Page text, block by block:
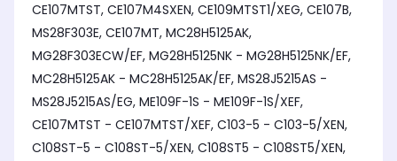
CE107MTST, CE107M4SXEN, CE109MTST1/XEG, CE107B,
MS28F303E, CE107MT, MC28H5125AK,
MG28F303ECW/EF, MG28H5125NK - MG28H5125NK/EF,
MC28H5125AK - MC28H5125AK/EF, MS28J5215AS -
MS28J5215AS/EG, ME109F-1S - ME109F-1S/XEF,
CE107MTST - CE107MTST/XEF, C103-5 - C103-5/XEN,
C108ST-5 - C108ST-5/XEN, C108ST5 - C108ST5/XEN,